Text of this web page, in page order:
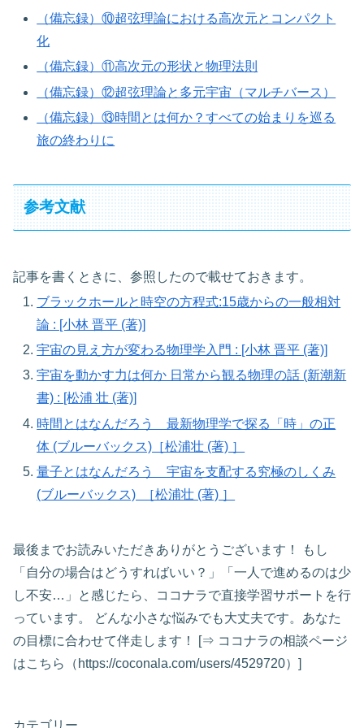
（備忘録）⑩超弦理論における高次元とコンパクト
化
（備忘録）⑪高次元の形状と物理法則
（備忘録）⑫超弦理論と多元宇宙（マルチバース）
（備忘録）⑬時間とは何か？すべての始まりを巡る
旅の終わりに
参考文献
記事を書くときに、参照したので載せておきます。
ブラックホールと時空の方程式:15歳からの一般相対
論 : [小林 晋平 (著)]
宇宙の見え方が変わる物理学入門 : [小林 晋平 (著)]
宇宙を動かす力は何か 日常から観る物理の話 (新潮新
書) : [松浦 壮 (著)]
時間とはなんだろう 最新物理学で探る「時」の正
体 (ブルーバックス)［松浦壮 (著) ］
量子とはなんだろう 宇宙を支配する究極のしくみ
(ブルーバックス) ［松浦壮 (著) ］
最後までお読みいただきありがとうございます！ もし
「自分の場合はどうすればいい？」「一人で進めるのは少
し不安…」と感じたら、ココナラで直接学習サポートを行
っています。 どんな小さな悩みでも大丈夫です。あなた
の目標に合わせて伴走します！ [⇒ ココナラの相談ページ
はこちら（https://coconala.com/users/4529720）]
カテゴリー